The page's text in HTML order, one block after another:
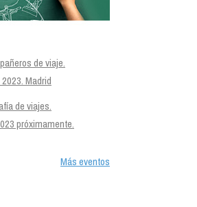
de viaje.
Madrid
de viajes.
próximamente.
Más eventos